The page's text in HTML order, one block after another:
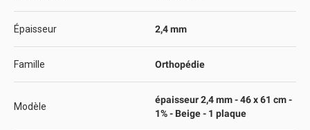
Épaisseur 2,4 mm
Famille Orthopédie
Modèle
épaisseur 2,4 mm - 46 x 61 cm -
1% - Beige - 1 plaque